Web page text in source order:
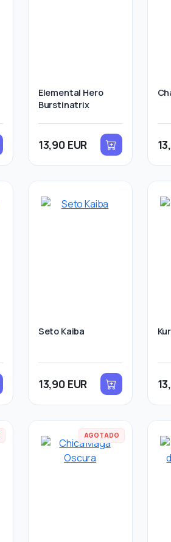
Elemental Hero
Burstinatrix
13,90 EUR
Seto Kaiba
13,90 EUR
AGOTADO